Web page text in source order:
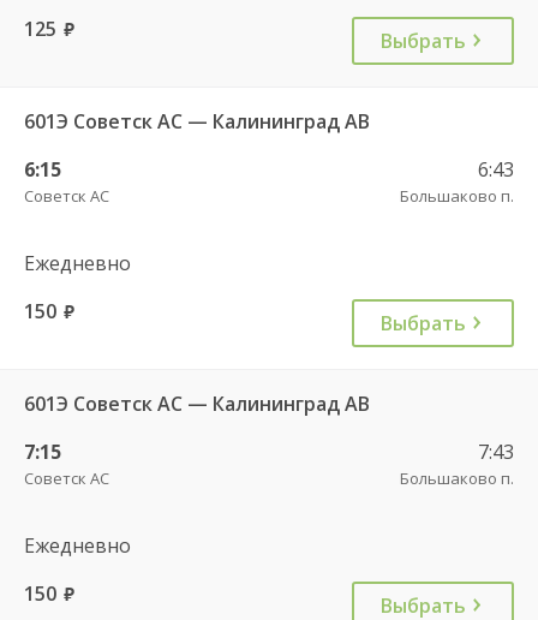
125 руб. Выбрать
601Э Советск АС — Калининград АВ
6:15
Советск АС
6:43
Большаково п.
Ежедневно
150 руб. Выбрать
601Э Советск АС — Калининград АВ
7:15
Советск АС
7:43
Большаково п.
Ежедневно
150 руб. Выбрать